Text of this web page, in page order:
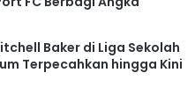
Baker di Liga Sekolah
Terpecahkan hingga Kini